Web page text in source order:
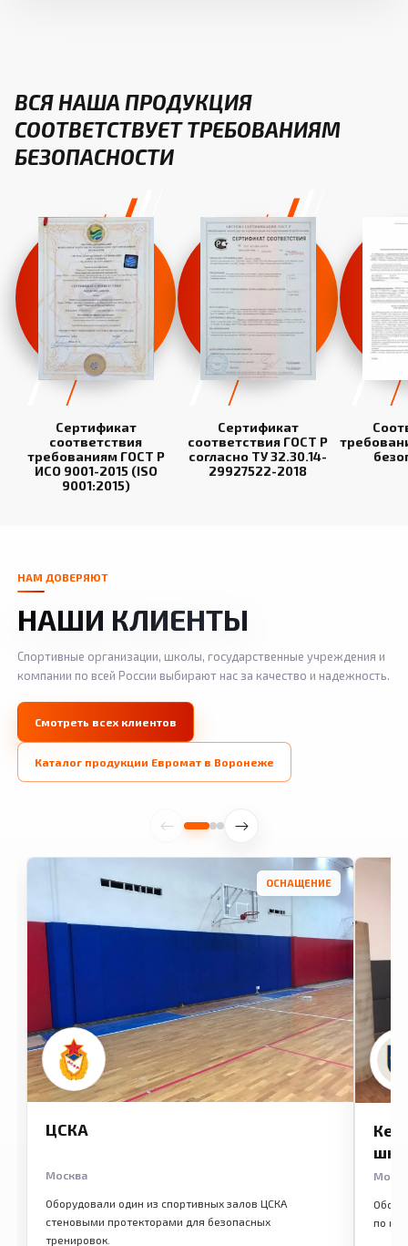
ВСЯ НАША ПРОДУКЦИЯ
СООТВЕТСТВУЕТ ТРЕБОВАНИЯМ
БЕЗОПАСНОСТИ
Сертификат
соответствия
требованиям ГОСТ Р
ИСО 9001-2015 (ISO
9001:2015)
Сертификат
соответствия ГОСТ Р
согласно ТУ 32.30.14-
29927522-2018
НАМ ДОВЕРЯЮТ
НАШИ КЛИЕНТЫ
Спортивные организации, школы, государственные учреждения и
компании по всей России выбирают нас за качество и надежность.
Смотреть всех клиентов
Каталог продукции Евромат в Воронеже
ОСНАЩЕНИЕ
ЦСКА
Москва
Оборудовали один из спортивных залов ЦСКА
стеновыми протекторами для безопасных
тренировок.
по